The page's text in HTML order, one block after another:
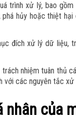
trình xử lý, bao
hủy hoặc thiệt
đích xử lý dữ liệu,
nhiệm tuân thủ
với các nguyên tắc xử
của